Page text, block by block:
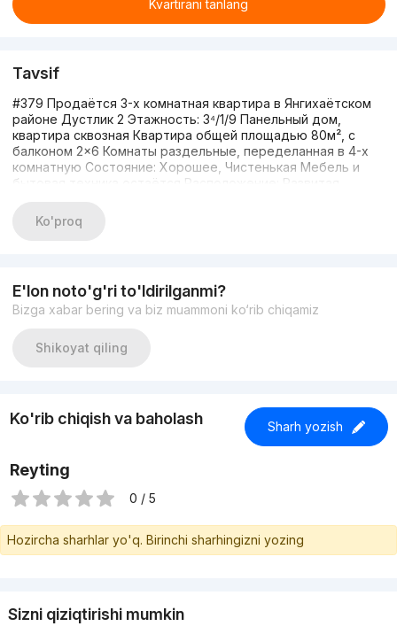
Kvartirani tanlang
Tavsif
#379 Продаётся 3-х комнатная квартира в Янгихаётском
районе Дустлик 2 Этажность: 3⁴/1/9 Панельный дом,
квартира сквозная Квартира общей площадью 80м², с
балконом 2×6 Комнаты раздельные, переделанная в 4-х
комнатную Состояние: Хорошее, Чистенькая Мебель и
бытовая техника остаётся Расположение: Развитая
договорная Дополнительная информация по телефону
Ширин +998935330333 +998712519279
Ko'proq
E'lon noto'g'ri to'ldirilganmi?
Bizga xabar bering va biz muammoni ko‘rib chiqamiz
Shikoyat qiling
Ko'rib chiqish va baholash Sharh yozish
Reyting
0 / 5
Hozircha sharhlar yo'q. Birinchi sharhingizni yozing
Sizni qiziqtirishi mumkin